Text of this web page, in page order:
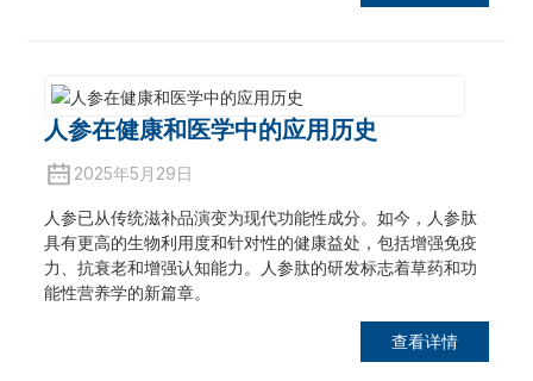
人参在健康和医学中的应用历史
2025年5月29日
人参已从传统滋补品演变为现代功能性成分。如今，人参肽
具有更高的生物利用度和针对性的健康益处，包括增强免疫
力、抗衰老和增强认知能力。人参肽的研发标志着草药和功
能性营养学的新篇章。
查看详情